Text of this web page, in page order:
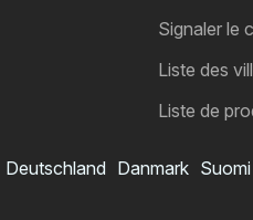
Signaler le
Liste des
Liste de
Deutschland Danmark Suomi